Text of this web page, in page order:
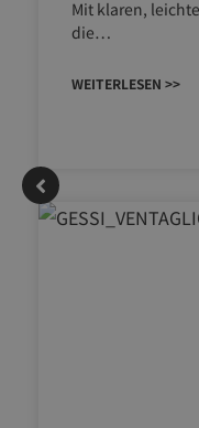
Mit klaren,
die…
WEITERLESEN >>